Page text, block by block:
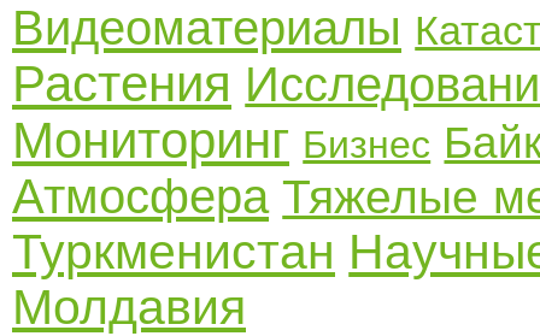
Видеоматериалы
Растения
Мониторинг Бизнес
Атмосфера Тяжелые
Туркменистан
Молдавия